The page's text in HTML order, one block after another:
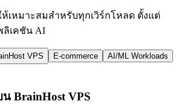
เหมาะสมสำหรับทุกเวิร์กโหลด ตั้งแต่
ลิเคชัน AI
VPS E-commerce
AI/ML Workloads
น BrainHost VPS